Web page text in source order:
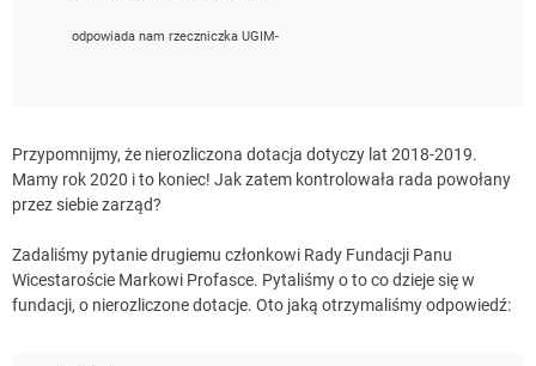
odpowiada nam rzeczniczka UGIM-
Przypomnijmy, że nierozliczona dotacja dotyczy lat 2018-2019.
Mamy rok 2020 i to koniec! Jak zatem kontrolowała rada powołany
przez siebie zarząd?
Zadaliśmy pytanie drugiemu członkowi Rady Fundacji Panu
Wicestaroście Markowi Profasce. Pytaliśmy o to co dzieje się w
fundacji, o nierozliczone dotacje. Oto jaką otrzymaliśmy odpowiedź: